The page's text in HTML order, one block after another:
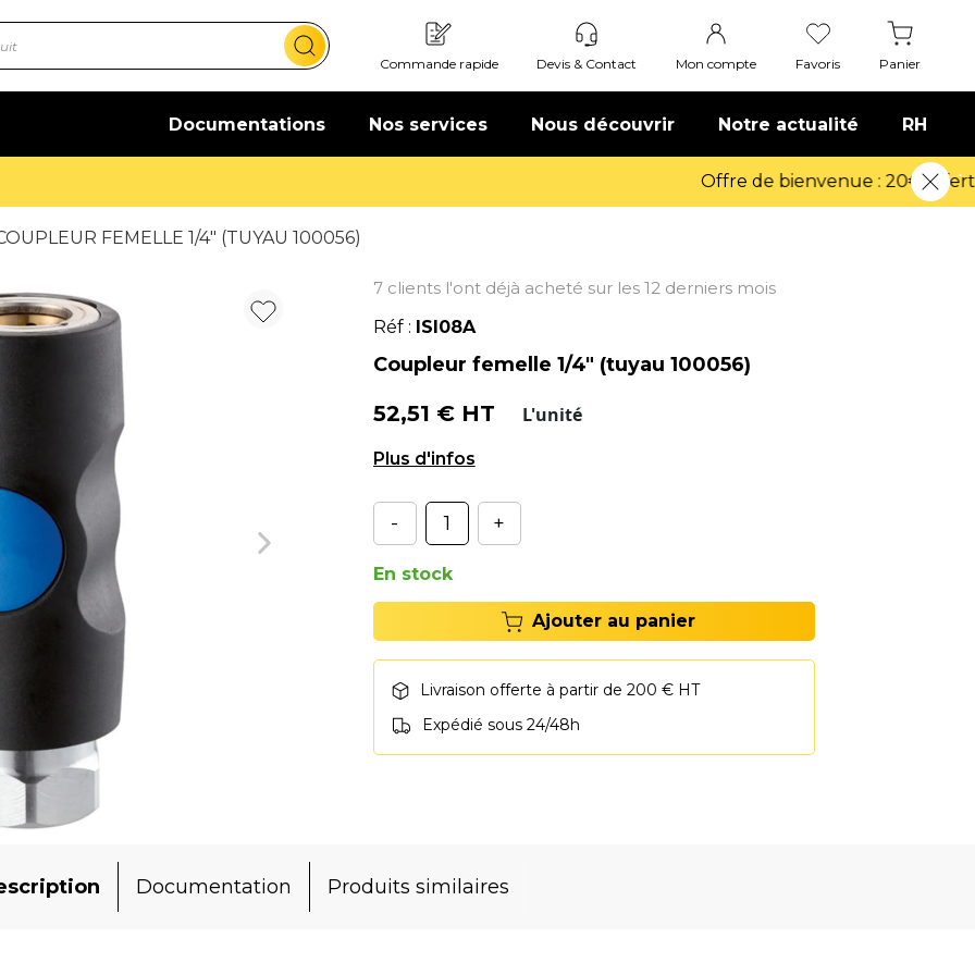
Commande rapide Devis & Contact Mon compte Favoris Panier
Documentations Nos services Nous découvrir Notre actualité RH
FEMELLE 1/4" (TUYAU 100056)
7 clients l'ont déjà acheté sur les 12 derniers mois
Réf : ISI08A
Coupleur femelle 1/4" (tuyau 100056)
52,51 € HT L'unité
Coupleur femelle - Taraudage 1/4".
- +
En stock
Ajouter au panier
Livraison offerte à partir de 200 € HT
Expédié sous 24/48h
Documentation Produits similaires